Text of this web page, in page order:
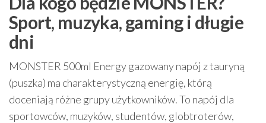
Sport, muzyka, gaming i długie
dni
MONSTER 500ml Energy gazowany napój z tauryną
(puszka) ma charakterystyczną energię, którą
doceniają różne grupy użytkowników. To napój dla
sportowców, muzyków, studentów, globtroterów,